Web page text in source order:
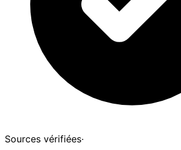
Sources vérifiées·